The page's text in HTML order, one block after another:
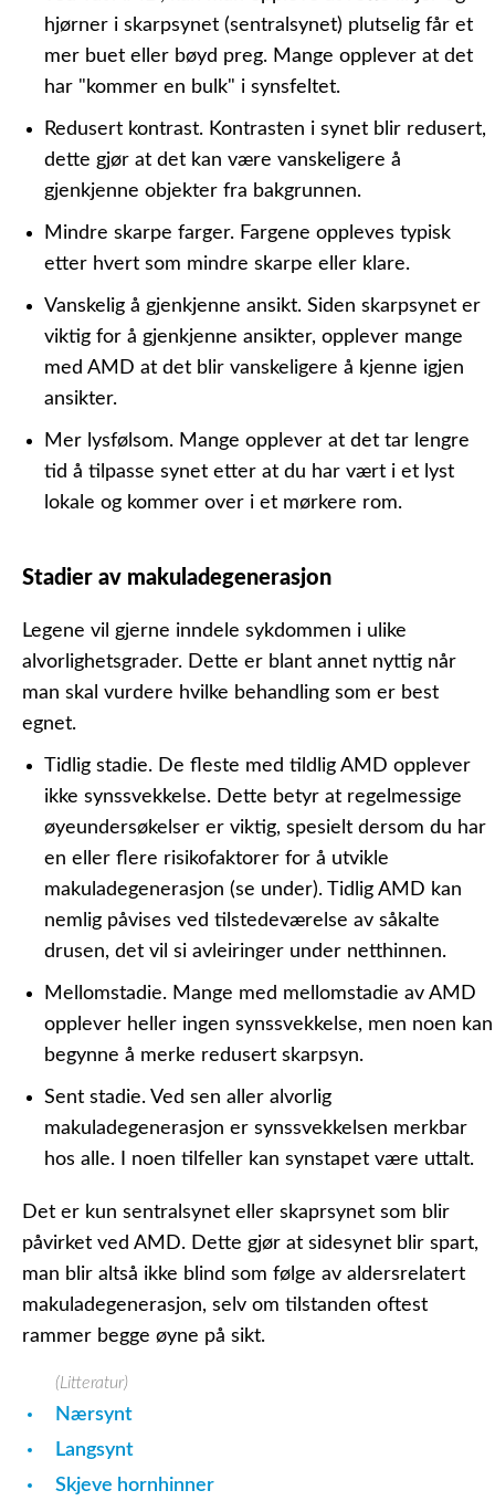
hjørner i skarpsynet (sentralsynet) plutselig får et
mer buet eller bøyd preg. Mange opplever at det
har "kommer en bulk" i synsfeltet.
Redusert kontrast. Kontrasten i synet blir redusert,
dette gjør at det kan være vanskeligere å
gjenkjenne objekter fra bakgrunnen.
Mindre skarpe farger. Fargene oppleves typisk
etter hvert som mindre skarpe eller klare.
Vanskelig å gjenkjenne ansikt. Siden skarpsynet er
viktig for å gjenkjenne ansikter, opplever mange
med AMD at det blir vanskeligere å kjenne igjen
ansikter.
Mer lysfølsom. Mange opplever at det tar lengre
tid å tilpasse synet etter at du har vært i et lyst
lokale og kommer over i et mørkere rom.
Stadier av makuladegenerasjon
Legene vil gjerne inndele sykdommen i ulike
alvorlighetsgrader. Dette er blant annet nyttig når
man skal vurdere hvilke behandling som er best
egnet.
Tidlig stadie. De fleste med tildlig AMD opplever
ikke synssvekkelse. Dette betyr at regelmessige
øyeundersøkelser er viktig, spesielt dersom du har
en eller flere risikofaktorer for å utvikle
makuladegenerasjon (se under). Tidlig AMD kan
nemlig påvises ved tilstedeværelse av såkalte
drusen, det vil si avleiringer under netthinnen.
Mellomstadie. Mange med mellomstadie av AMD
opplever heller ingen synssvekkelse, men noen kan
begynne å merke redusert skarpsyn.
Sent stadie. Ved sen aller alvorlig
makuladegenerasjon er synssvekkelsen merkbar
hos alle. I noen tilfeller kan synstapet være uttalt.
Det er kun sentralsynet eller skaprsynet som blir
påvirket ved AMD. Dette gjør at sidesynet blir spart,
man blir altså ikke blind som følge av aldersrelatert
makuladegenerasjon, selv om tilstanden oftest
rammer begge øyne på sikt.
(Litteratur)
Nærsynt
Langsynt
Skjeve hornhinner